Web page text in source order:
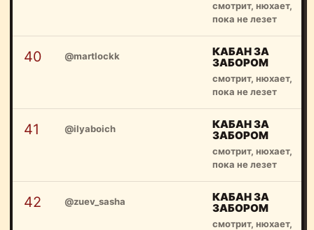
смотрит, нюхает,
пока не лезет
40 @martlockk
КАБАН ЗА
ЗАБОРОМ
смотрит, нюхает,
пока не лезет
41 @ilyaboich
КАБАН ЗА
ЗАБОРОМ
смотрит, нюхает,
пока не лезет
42 @zuev_sasha
КАБАН ЗА
ЗАБОРОМ
смотрит, нюхает,